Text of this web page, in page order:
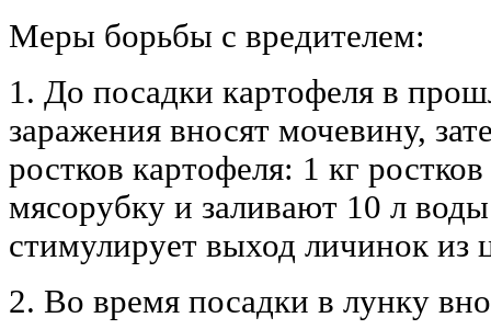
Меры борьбы с вредителем:
1. До посадки картофеля в
заражения вносят мочевину,
ростков картофеля: 1 кг
мясорубку и заливают 10 л
стимулирует выход личинок из
2. Во время посадки в лунку